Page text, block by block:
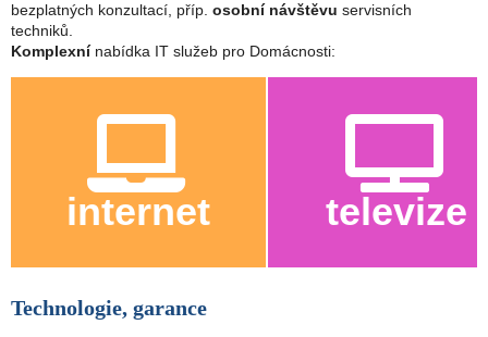
bezplatných konzultací, příp. osobní návštěvu servisních
techniků.
Komplexnínabídka IT služeb pro Domácnosti:
internet televize
Technologie, garance